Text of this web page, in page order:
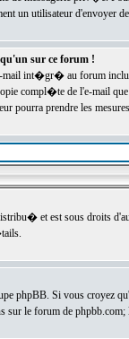
un utilisateur d'envoyer
sur ce forum !
int�gr� au forum inclut
compl�te de l'e-mail
pourra prendre les
et est sous droits
phpBB. Si vous croyez
sur le forum de